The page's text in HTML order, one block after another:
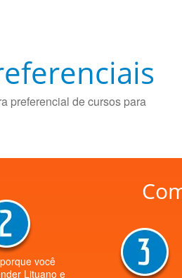
preferencial de cursos para
você
Lituano e